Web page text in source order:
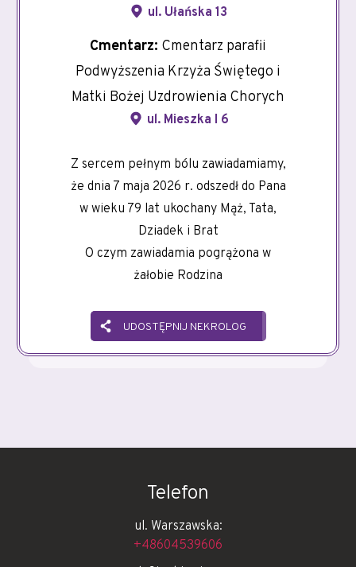
ul. Ułańska 13
Cmentarz: Cmentarz parafii
Podwyższenia Krzyża Świętego i
Matki Bożej Uzdrowienia Chorych
ul. Mieszka I 6
Z sercem pełnym bólu zawiadamiamy,
że dnia 7 maja 2026 r. odszedł do Pana
w wieku 79 lat ukochany Mąż, Tata,
Dziadek i Brat
O czym zawiadamia pogrążona w
żałobie Rodzina
UDOSTĘPNIJ NEKROLOG
Telefon
ul. Warszawska:
+48604539606